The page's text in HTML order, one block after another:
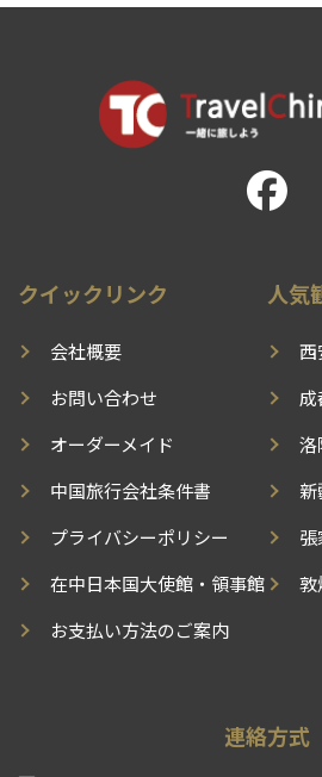
クイックリンク
会社概要
お問い合わせ
オーダーメイド
中国旅行会社条件書
プライバシーポリシー
在中日本国大使館・領事館
お支払い方法のご案内
人気
西
洛
敦
連絡方式